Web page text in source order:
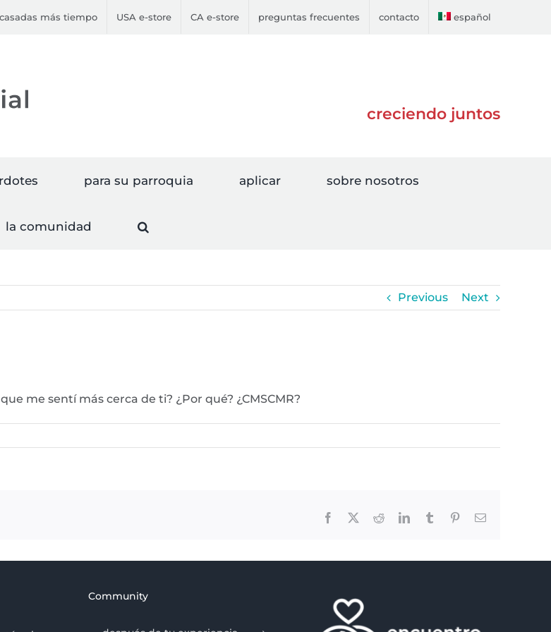
más tiempo USA e-store CA e-store preguntas frecuentes contacto español
creciendo juntos
para su parroquia aplicar sobre nosotros
la comunidad
Previous Next
me sentí más cerca de ti? ¿Por qué? ¿CMSCMR?
Facebook RedditLinkedInTumblr PinterestEmail
Community